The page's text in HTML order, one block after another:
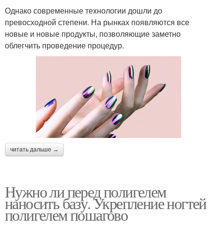
Однако современные технологии дошли до
превосходной степени. На рынках появляются все
новые и новые продукты, позволяющие заметно
облегчить проведение процедур.
читать дальше →
Нужно ли перед полигелем
наносить базу. Укрепление ногтей
полигелем пошагово